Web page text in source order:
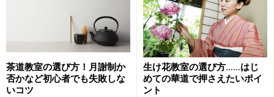
。複数の生徒に対して、ひとりの先
生が調理をするのを見学するスタイルです。これは、大
きなスクールや人気のシェフのレッスンに多いケースで
すが、調理中の先生の手元のアップがモニターに映され
る設備があると便利でしょう。
茶道教室の選び方！月謝制か
否かなど初心者でも失敗しな
いコツ
生け花教室の選び方……はじ
めての華道で押さえたいポイ
ント